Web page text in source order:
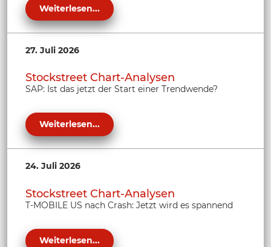
Weiterlesen...
27. Juli 2026
Stockstreet Chart-Analysen
SAP: Ist das jetzt der Start einer Trendwende?
Weiterlesen...
24. Juli 2026
Stockstreet Chart-Analysen
T-MOBILE US nach Crash: Jetzt wird es spannend
Weiterlesen...